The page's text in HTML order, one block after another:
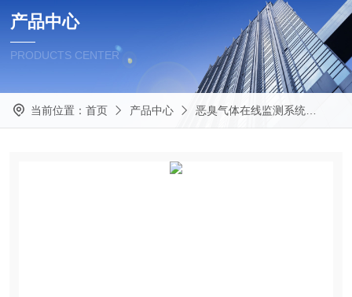
产品中心
PRODUCTS CENTER
当前位置： 首页 产品中心 恶臭气体在线监测系统